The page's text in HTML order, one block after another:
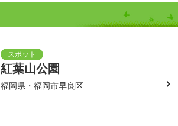
紅葉山公園
福岡県・福岡市早良区